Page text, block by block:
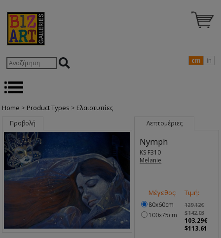
cm in
Home > Product Types > Ελαιοτυπίες
Προβολή Λεπτομέριες
Nymph
KS F310
Melanie
Μέγεθος:
80x60cm
100x75cm
Τιμή:
129.12€
$142.03
103.29€
$113.61